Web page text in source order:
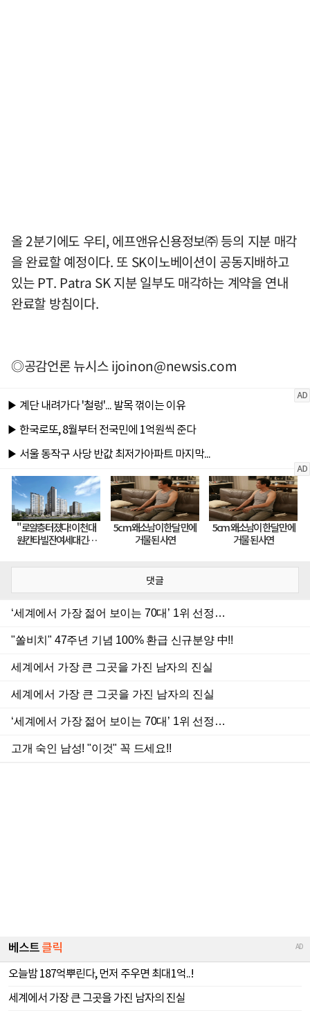
올 2분기에도 우티, 에프앤유신용정보㈜ 등의 지분 매각
을 완료할 예정이다. 또 SK이노베이션이 공동지배하고
있는 PT. Patra SK 지분 일부도 매각하는 계약을 연내
완료할 방침이다.
◎공감언론 뉴시스ijoinon@newsis.com
댓글